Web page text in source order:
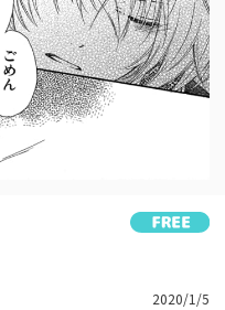
2020/1/5